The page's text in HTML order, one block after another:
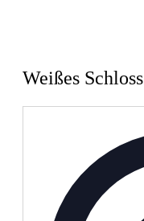
Weißes Schloss